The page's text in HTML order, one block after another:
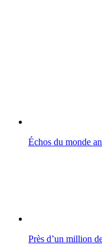
Échos du monde
Près d’un million